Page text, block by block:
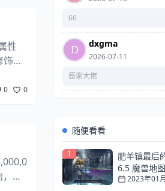
性
器
0 0
刷
66
dxgma
2026-07-11
感谢大佬
随便看看
1
肥羊镇最后
6.5 魔兽地
2023年01